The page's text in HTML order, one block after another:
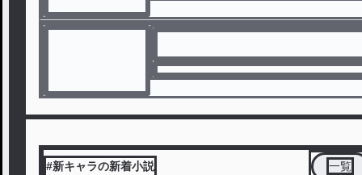
#新キャラの新着小説 一覧